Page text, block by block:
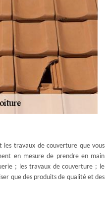
les travaux de couverture que vous
en mesure de prendre en main
; les travaux de couverture ; le
que des produits de qualité et des